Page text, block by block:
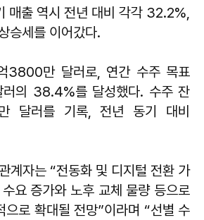
매출 역시 전년 대비 각각 32.2%,
승세를 이어갔다.
3800만 달러로, 연간 수주 목표
의 38.4%를 달성했다. 수주 잔
달러를 기록, 전년 동기 대비
계자는 “전동화 및 디지털 전환 가
요 증가와 노후 교체 물량 등으로
으로 확대될 전망”이라며 “선별 수